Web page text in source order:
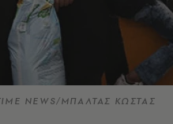
NEWS/ΜΠΑΛΤΑΣ ΚΩΣΤΑΣ